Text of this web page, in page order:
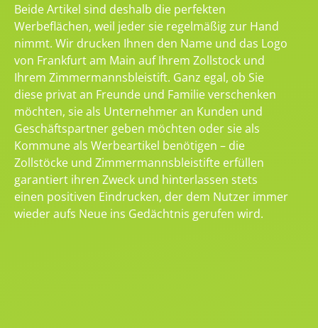
Beide Artikel sind deshalb die perfekten
Werbeflächen, weil jeder sie regelmäßig zur Hand
nimmt. Wir drucken Ihnen den Name und das Logo
von Frankfurt am Main auf Ihrem Zollstock und
Ihrem Zimmermannsbleistift. Ganz egal, ob Sie
diese privat an Freunde und Familie verschenken
möchten, sie als Unternehmer an Kunden und
Geschäftspartner geben möchten oder sie als
Kommune als Werbeartikel benötigen – die
Zollstöcke und Zimmermannsbleistifte erfüllen
garantiert ihren Zweck und hinterlassen stets
einen positiven Eindrucken, der dem Nutzer immer
wieder aufs Neue ins Gedächtnis gerufen wird.